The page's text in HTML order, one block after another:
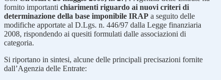
fornito importanti chiarimenti riguardo ai nuovi criteri di
determinazione della base imponibile IRAP a seguito delle
modifiche apportate al D.Lgs. n. 446/97 dalla Legge finanziaria
2008, rispondendo ai quesiti formulati dalle associazioni di
categoria.
Si riportano in sintesi, alcune delle principali precisazioni fornite
dall’Agenzia delle Entrate: